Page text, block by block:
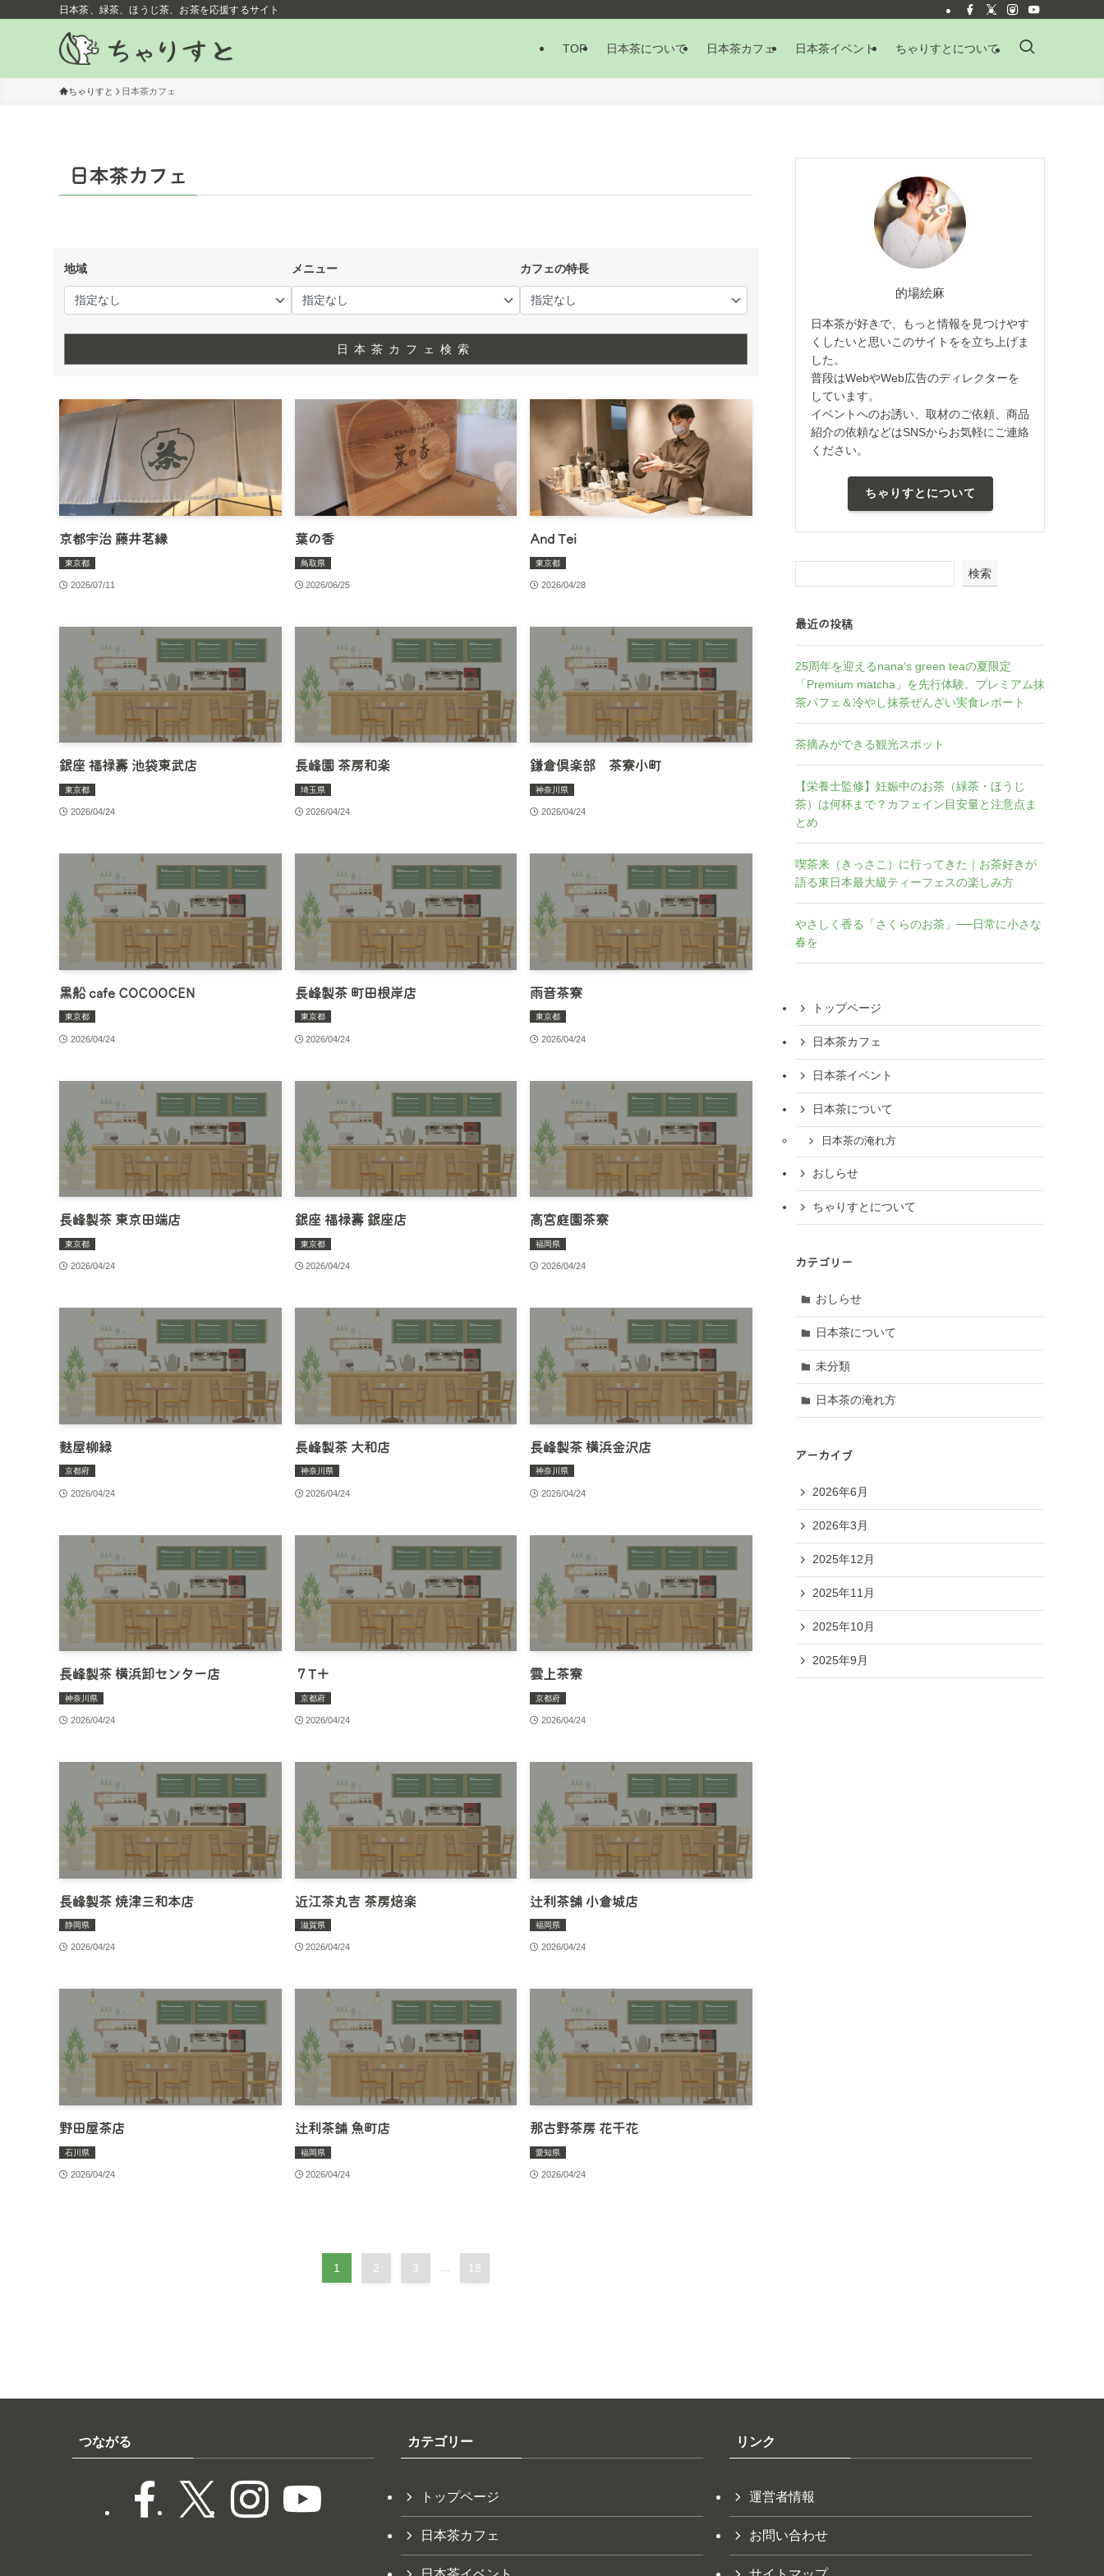
日本茶、緑茶、ほうじ茶、お茶を応援するサイト
TOP 日本茶について 日本茶カフェ 日本茶イベント ちゃりすとについて
ちゃりすと 日本茶カフェ
日本茶カフェ
地域 メニュー カフェの特長
日本茶カフェ検索
京都宇治 藤井茗縁
東京都
2026/07/11
葉の香
鳥取県
2026/06/25
And Tei
東京都
2026/04/28
銀座 福禄壽 池袋東武店
東京都
2026/04/24
長峰園 茶房和楽
埼玉県
2026/04/24
鎌倉倶楽部 茶寮小町
神奈川県
2026/04/24
黒船 cafe COCOOCEN
東京都
2026/04/24
長峰製茶 町田根岸店
東京都
2026/04/24
雨音茶寮
東京都
2026/04/24
長峰製茶 東京田端店
東京都
2026/04/24
銀座 福禄壽 銀座店
東京都
2026/04/24
高宮庭園茶寮
福岡県
2026/04/24
麩屋柳緑
京都府
2026/04/24
長峰製茶 大和店
神奈川県
2026/04/24
長峰製茶 横浜金沢店
神奈川県
2026/04/24
長峰製茶 横浜卸センター店
神奈川県
2026/04/24
７T＋
京都府
2026/04/24
雲上茶寮
京都府
2026/04/24
長峰製茶 焼津三和本店
静岡県
2026/04/24
近江茶丸吉 茶房焙楽
滋賀県
2026/04/24
辻利茶舗 小倉城店
福岡県
2026/04/24
野田屋茶店
石川県
2026/04/24
辻利茶舗 魚町店
福岡県
2026/04/24
那古野茶房 花千花
愛知県
2026/04/24
1 2 3 18
的場絵麻
日本茶が好きで、もっと情報を見つけやす
くしたいと思いこのサイトをを立ち上げま
した。
普段はWebやWeb広告のディレクターを
しています。
イベントへのお誘い、取材のご依頼、商品
紹介の依頼などはSNSからお気軽にご連絡
ください。
ちゃりすとについて
検索
最近の投稿
25周年を迎えるnana’s green teaの夏限定
「Premium matcha」を先行体験。プレミアム抹
茶パフェ＆冷やし抹茶ぜんざい実食レポート
茶摘みができる観光スポット
【栄養士監修】妊娠中のお茶（緑茶・ほうじ
茶）は何杯まで？カフェイン目安量と注意点ま
とめ
喫茶来（きっさこ）に行ってきた｜お茶好きが
語る東日本最大級ティーフェスの楽しみ方
やさしく香る「さくらのお茶」──日常に小さな
春を
トップページ
日本茶カフェ
日本茶イベント
日本茶について
日本茶の淹れ方
おしらせ
ちゃりすとについて
カテゴリー
おしらせ
日本茶について
未分類
日本茶の淹れ方
アーカイブ
2026年6月
2026年3月
2025年12月
2025年11月
2025年10月
2025年9月
つながる カテゴリー
トップページ
日本茶カフェ
リンク
運営者情報
お問い合わせ